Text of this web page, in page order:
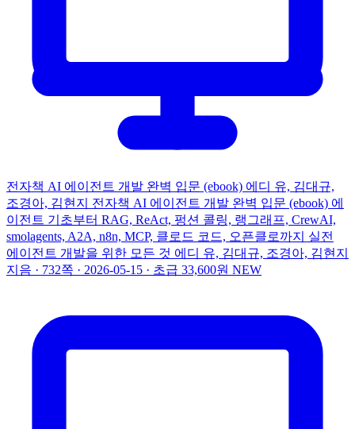
전자책 AI 에이전트 개발 완벽 입문 (ebook) 에디 유, 김대규,
조경아, 김현지
전자책 AI 에이전트 개발 완벽 입문 (ebook) 에
이전트 기초부터 RAG, ReAct, 펑션 콜링, 랭그래프, CrewAI,
smolagents, A2A, n8n, MCP, 클로드 코드, 오픈클로까지 실전
에이전트 개발을 위한 모든 것 에디 유, 김대규, 조경아, 김현지
지음 · 732쪽 · 2026-05-15 · 초급 33,600원 NEW